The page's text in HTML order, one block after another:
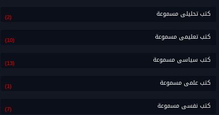
كتب تحليلى مسموعة (2)
كتب تعليمى مسموعة (10)
كتب سياسى مسموعة (13)
كتب علمى مسموعة (1)
كتب نفسى مسموعة (7)